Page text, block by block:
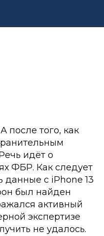
после того, как
идёт о
ФБР. Как следует
с iPhone 13
был найден
активный
экспертизе
не удалось.